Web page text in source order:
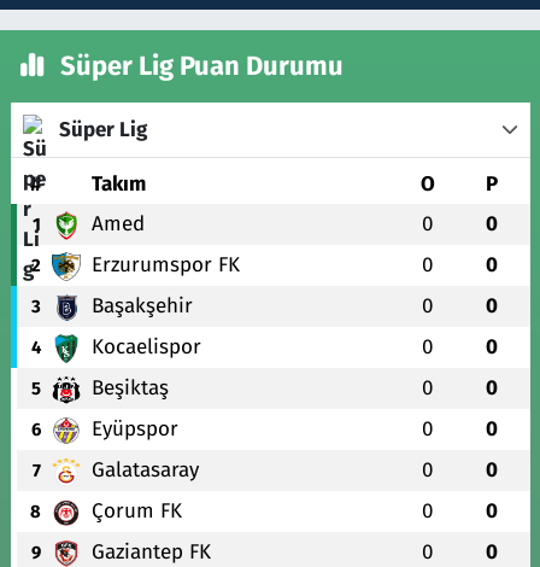
Süper Lig Puan Durumu
Süper Lig
# Takım O P
1 Amed 0 0
2 Erzurumspor FK 0 0
3 Başakşehir 0 0
4 Kocaelispor 0 0
5 Beşiktaş 0 0
6 Eyüpspor 0 0
7 Galatasaray 0 0
8 Çorum FK 0 0
9 Gaziantep FK 0 0